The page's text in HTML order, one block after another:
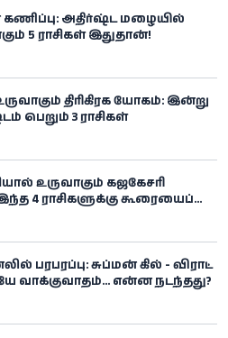
கணிப்பு: அதிர்ஷ்ட மழையில்
5 ராசிகள் இதுதான்!
திரிகிரக யோகம்: இன்று
பெறும் 3 ராசிகள்
உருவாகும் கஜகேசரி
4 ராசிகளுக்கு கூரையைப்
பரபரப்பு: சுப்மன் கில் - விராட்
வாக்குவாதம்... என்ன நடந்தது?